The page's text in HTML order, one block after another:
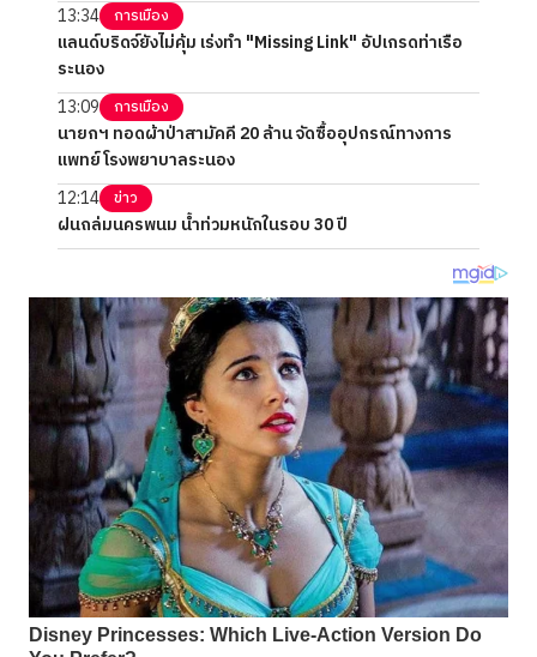
13:34
การเมือง
แลนด์บริดจ์ยังไม่คุ้ม เร่งทำ "Missing Link" อัปเกรดท่าเรือ
ระนอง
13:09
การเมือง
นายกฯ ทอดผ้าป่าสามัคคี 20 ล้าน จัดซื้ออุปกรณ์ทางการ
แพทย์โรงพยาบาลระนอง
12:14
ข่าว
ฝนถล่มนครพนม น้ำท่วมหนักในรอบ 30 ปี